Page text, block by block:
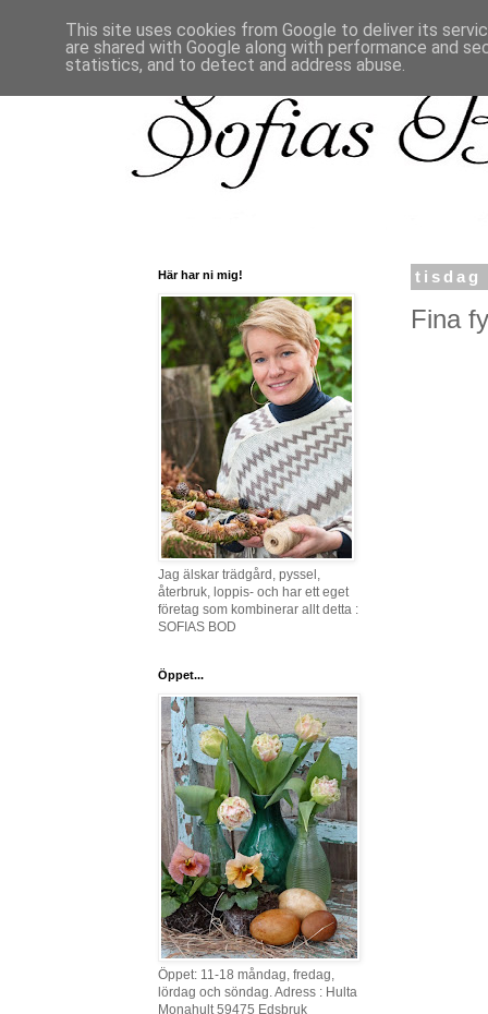
tisdag
Fina
Här har ni mig!
Jag älskar trädgård, pyssel,
återbruk, loppis- och har ett eget
företag som kombinerar allt detta :
SOFIAS BOD
Öppet...
Öppet: 11-18 måndag, fredag,
lördag och söndag. Adress : Hulta
Monahult 59475 Edsbruk
This site uses cookies from Google to deliver its
are shared with Google along with performance and
statistics, and to detect and address abuse.